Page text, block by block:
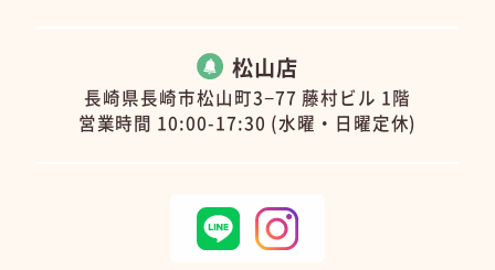
松山店
長崎県長崎市松山町3−77 藤村ビル 1階
営業時間 10:00-17:30 (水曜・日曜定休)